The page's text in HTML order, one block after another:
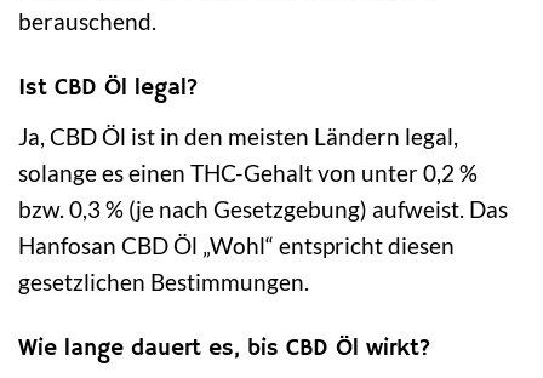
berauschend.
Ist CBD Öl legal?
Ja, CBD Öl ist in den meisten Ländern legal,
solange es einen THC-Gehalt von unter 0,2 %
bzw. 0,3 % (je nach Gesetzgebung) aufweist. Das
Hanfosan CBD Öl „Wohl“ entspricht diesen
gesetzlichen Bestimmungen.
Wie lange dauert es, bis CBD Öl wirkt?